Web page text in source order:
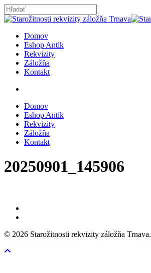
Skip
to
content
Close
search
Menu
Domov
Eshop Antik
Rekvizity
Záložňa
Kontakt
Domov
Eshop Antik
Rekvizity
Záložňa
Kontakt
20250901_145906
© 2026 Starožitnosti rekvizity záložňa Trnava.